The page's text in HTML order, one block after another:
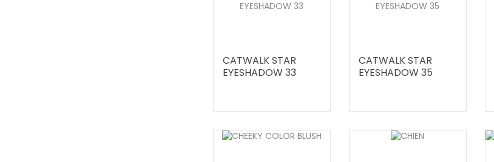
CATWALK STAR
EYESHADOW 33
CATWALK STAR
EYESHADOW 35